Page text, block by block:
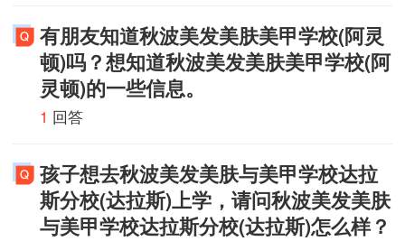
有朋友知道秋波美发美肤美甲学校(阿灵
顿)吗？想知道秋波美发美肤美甲学校(阿
灵顿)的一些信息。
1 回答
孩子想去秋波美发美肤与美甲学校达拉
斯分校(达拉斯)上学，请问秋波美发美肤
与美甲学校达拉斯分校(达拉斯)怎么样？